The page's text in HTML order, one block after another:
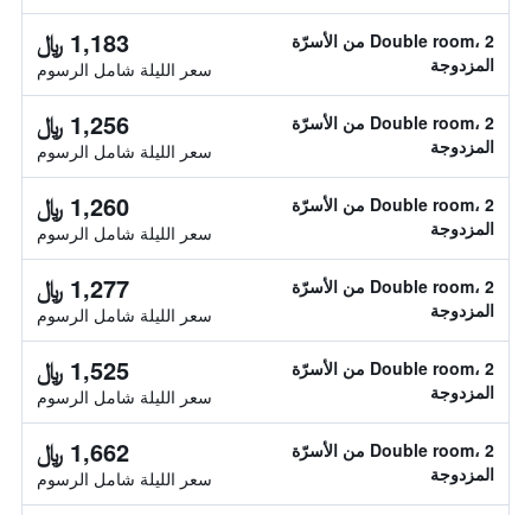
Double room، 2 من الأسرّة
المزدوجة
1,183 ﷼
سعر الليلة شامل الرسوم
Double room، 2 من الأسرّة
المزدوجة
1,256 ﷼
سعر الليلة شامل الرسوم
Double room، 2 من الأسرّة
المزدوجة
1,260 ﷼
سعر الليلة شامل الرسوم
Double room، 2 من الأسرّة
المزدوجة
1,277 ﷼
سعر الليلة شامل الرسوم
Double room، 2 من الأسرّة
المزدوجة
1,525 ﷼
سعر الليلة شامل الرسوم
Double room، 2 من الأسرّة
المزدوجة
1,662 ﷼
سعر الليلة شامل الرسوم